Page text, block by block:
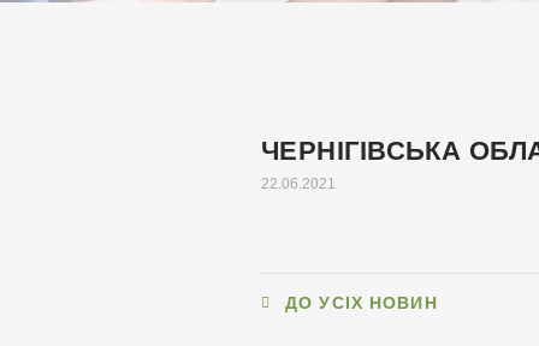
ЧЕРНІГІВСЬКА
22.06.2021
ДО УСІХ НОВИН